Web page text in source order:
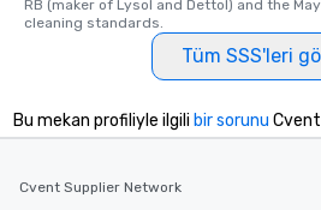
selected dishes are curated to our
high standards to ensure they will
group experience, booking flexibility is
key. Whether you desire a tour during
after work, we can coordinate with
RB (maker of Lysol and Dettol) and the
cleaning standards.
Tüm SSS'leri
Bu mekan profiliyle ilgili bir sorunu
Cvent Supplier Network